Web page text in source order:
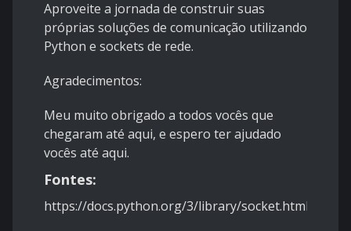
Aproveite a jornada de construir suas
próprias soluções de comunicação utilizando
Python e sockets de rede.
Agradecimentos:
Meu muito obrigado a todos vocês que
chegaram até aqui, e espero ter ajudado
vocês até aqui.
Fontes:
https://docs.python.org/3/library/socket.html